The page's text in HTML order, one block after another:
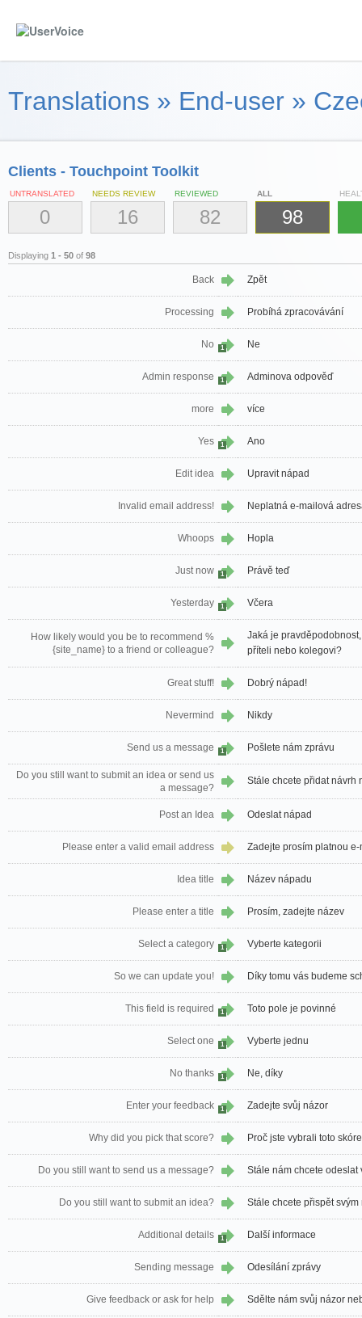
Translations » End-user »
Clients - Touchpoint Toolkit
UNTRANSLATED
0
NEEDS REVIEW
16
REVIEWED
82
ALL
98
Displaying 1 - 50 of 98
Back Zpět
Processing Probíhá zpracovávání
No 1 Ne
Admin response 1 Adminova odpověď
more více
Yes 1 Ano
Edit idea Upravit nápad
Invalid email address! Neplatná e-mailová
Whoops Hopla
Just now 1 Právě teď
Yesterday 1 Včera
How likely would you be to recommend %
{site_name} to a friend or colleague?
Jaká je
příteli nebo kolegovi?
Great stuff! Dobrý nápad!
Nevermind Nikdy
Send us a message 1 Pošlete nám zprávu
Do you still want to submit an idea or send us
a message?
Stále chcete přidat návrh
Post an Idea Odeslat nápad
Please enter a valid email address Zadejte prosím platnou
Idea title Název nápadu
Please enter a title Prosím, zadejte název
Select a category 1 Vyberte kategorii
So we can update you! Díky tomu vás budeme
This field is required 1 Toto pole je povinné
Select one 1 Vyberte jednu
No thanks 1 Ne, díky
Enter your feedback 1 Zadejte svůj názor
Why did you pick that score? Proč jste vybrali toto
Do you still want to send us a message? Stále nám chcete odeslat
Do you still want to submit an idea? Stále chcete přispět
Additional details 1 Další informace
Sending message Odesílání zprávy
Give feedback or ask for help Sdělte nám svůj názor